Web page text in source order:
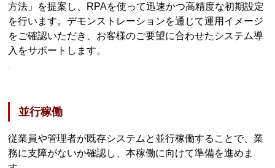
方法」を提案し、RPAを使って迅速かつ高精度な初期設定
を行います。デモンストレーションを通じて運用イメージ
をご確認いただき、お客様のご要望に合わせたシステム導
入をサポートします。
並行稼働
従業員や管理者が既存システムと並行稼働することで、業
務に支障がないか確認し、本稼働に向けて準備を進めま